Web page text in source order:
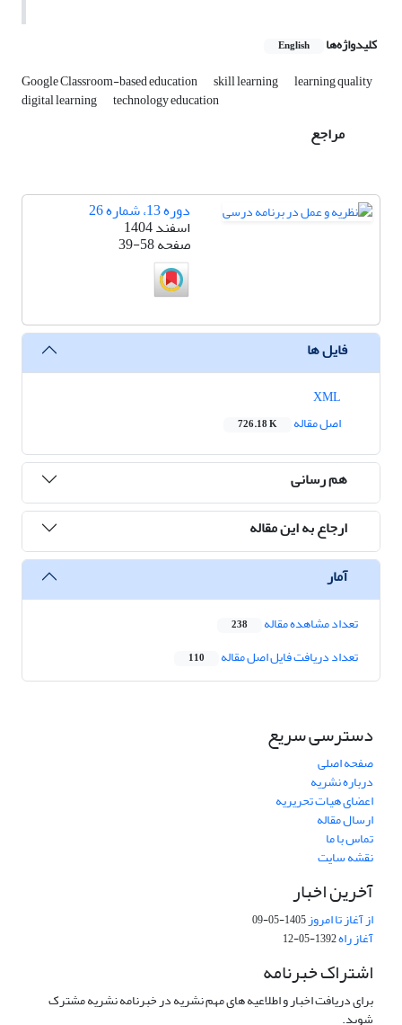
کلیدواژه‌ها English
Google Classroom-based education skill learning learning quality
digital learning technology education
مراجع
دوره 13، شماره 26
اسفند 1404
صفحه39-58
فایل ها
اصل مقاله
726.18 K
هم رسانی
ارجاع به این مقاله
آمار
تعداد مشاهده مقاله 238
تعداد دریافت فایل اصل مقاله 110
دسترسی سریع
صفحه اصلی
درباره نشریه
اعضای هیات تحریریه
ارسال مقاله
تماس با ما
نقشه سایت
آخرین اخبار
از آغاز تا امروز1405-05-09
آغاز راه1392-05-12
اشتراک خبرنامه
برای دریافت اخبار و اطلاعیه های مهم نشریه در خبرنامه نشریه مشترک
شوید.